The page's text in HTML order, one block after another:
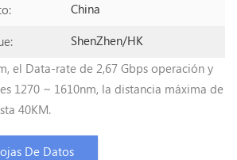
China
ShenZhen/HK
el Data-rate de 2,67 Gbps operación y
1270 ~ 1610nm, la distancia máxima de
40KM.
De Datos